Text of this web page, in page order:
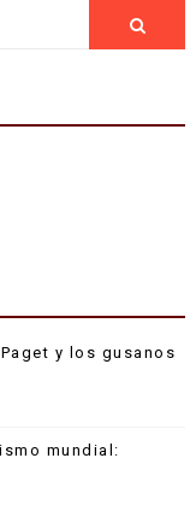
y los gusanos
mundial: